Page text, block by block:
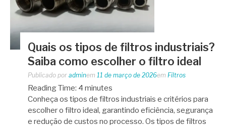
Quais os tipos de filtros industriais?
Saiba como escolher o filtro ideal
Publicado por adminem 11 de março de 2026em Filtros
Reading Time: 4 minutes
Conheça os tipos de filtros industriais e critérios para
escolher o filtro ideal, garantindo eficiência, segurança
e redução de custos no processo. Os tipos de filtros